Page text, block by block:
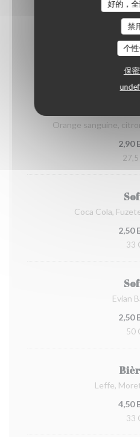
好的，
禁
个
保
1,50
News Sélection de vins
emporter :
Orange sanguine,
2,90
27,5
Coca Cola,
2,50
33
Evian
2,50
50
Leffe,
4,50
33